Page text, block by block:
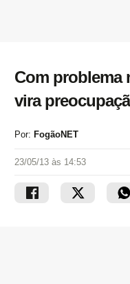
Com problema
vira
Por: FogãoNET
23/05/13 às 14:53